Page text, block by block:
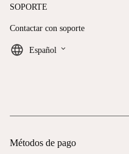
SOPORTE
Contactar con soporte
Español keyboard_arrow_down
Métodos de pago